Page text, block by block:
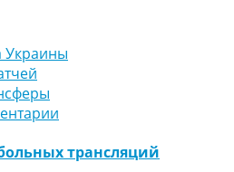
Украины
трансляций